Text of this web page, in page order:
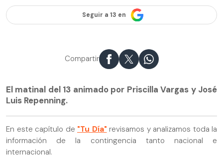
Seguir a 13 en
Compartir
El matinal del 13 animado por Priscilla Vargas y José
Luis Repenning.
En este capítulo de "Tu Día" revisamos y analizamos toda la
información de la contingencia tanto nacional e
internacional.